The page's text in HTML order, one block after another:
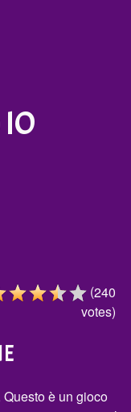
(240
votes)
è un gioco